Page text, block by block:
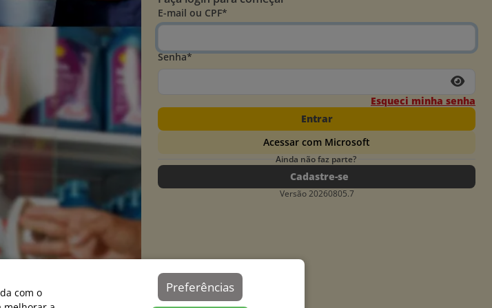
com o
Preferências
E-mail ou CPF*
Senha*
Esqueci minha senha
Entrar
Acessar com Microsoft
Ainda não faz parte?
Cadastre-se
Versão 20260805.7